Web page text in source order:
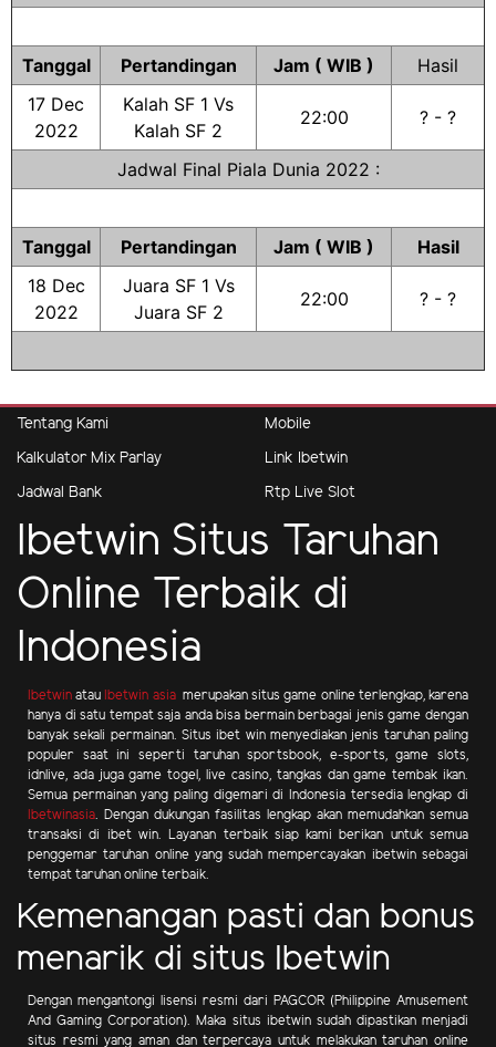
Tanggal Pertandingan Jam ( WIB )
Hasil
17 Dec
2022
Kalah SF 1 Vs
Kalah SF 2
22:00 ? - ?
Jadwal Final Piala Dunia 2022 :
Tanggal Pertandingan Jam ( WIB )
Hasil
18 Dec
2022
Juara SF 1 Vs
Juara SF 2
22:00 ? - ?
Tentang Kami
Mobile
Kalkulator Mix Parlay
Link Ibetwin
Jadwal Bank
Rtp Live Slot
Ibetwin Situs Taruhan
Online Terbaik di
Indonesia
Ibetwin atauIbetwin asiamerupakan situs game online terlengkap, karena
hanya di satu tempat saja anda bisa bermain berbagai jenis game dengan
banyak sekali permainan. Situs ibet win menyediakan jenis taruhan paling
populer saat ini seperti taruhan sportsbook, e-sports, game slots,
idnlive, ada juga game togel, live casino, tangkas dan game tembak ikan.
Semua permainan yang paling digemari di Indonesia tersedia lengkap di
Ibetwinasia. Dengan dukungan fasilitas lengkap akan memudahkan semua
transaksi di ibet win. Layanan terbaik siap kami berikan untuk semua
penggemar taruhan online yang sudah mempercayakan ibetwin sebagai
tempat taruhan online terbaik.
Kemenangan pasti dan bonus
menarik di situs Ibetwin
Dengan mengantongi lisensi resmi dari PAGCOR (Philippine Amusement
And Gaming Corporation). Maka situs ibetwin sudah dipastikan menjadi
situs resmi yang aman dan terpercaya untuk melakukan taruhan online